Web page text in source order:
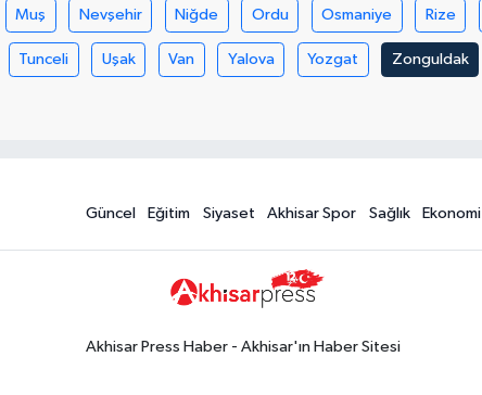
Muş Nevşehir Niğde Ordu Osmaniye Rize
Tunceli Uşak Van Yalova Yozgat Zonguldak
Güncel Eğitim Siyaset Akhisar Spor Sağlık Ekonomi
Akhisar Press Haber - Akhisar'ın Haber Sitesi